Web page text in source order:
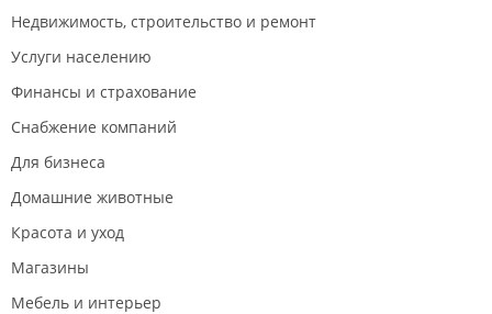
Недвижимость, строительство и ремонт
Услуги населению
Финансы и страхование
Снабжение компаний
Для бизнеса
Домашние животные
Красота и уход
Магазины
Мебель и интерьер